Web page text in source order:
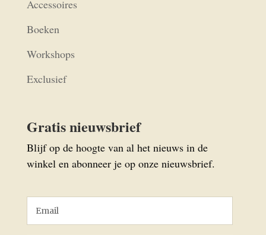
Accessoires
Boeken
Workshops
Exclusief
Gratis nieuwsbrief
Blijf op de hoogte van al het nieuws in de
winkel en abonneer je op onze nieuwsbrief.